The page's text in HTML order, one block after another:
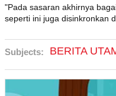
"Pada sasaran akhirnya
seperti ini juga disinkronkan
Subjects: BERITA